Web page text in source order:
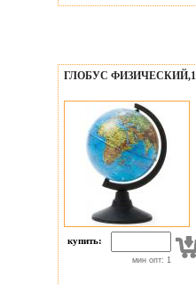
ГЛОБУС
купить:
мин опт: 1